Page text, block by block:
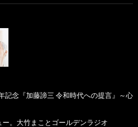
記念『加藤諦三 令和時代への提言』～心
。大竹まことゴールデンラジオ